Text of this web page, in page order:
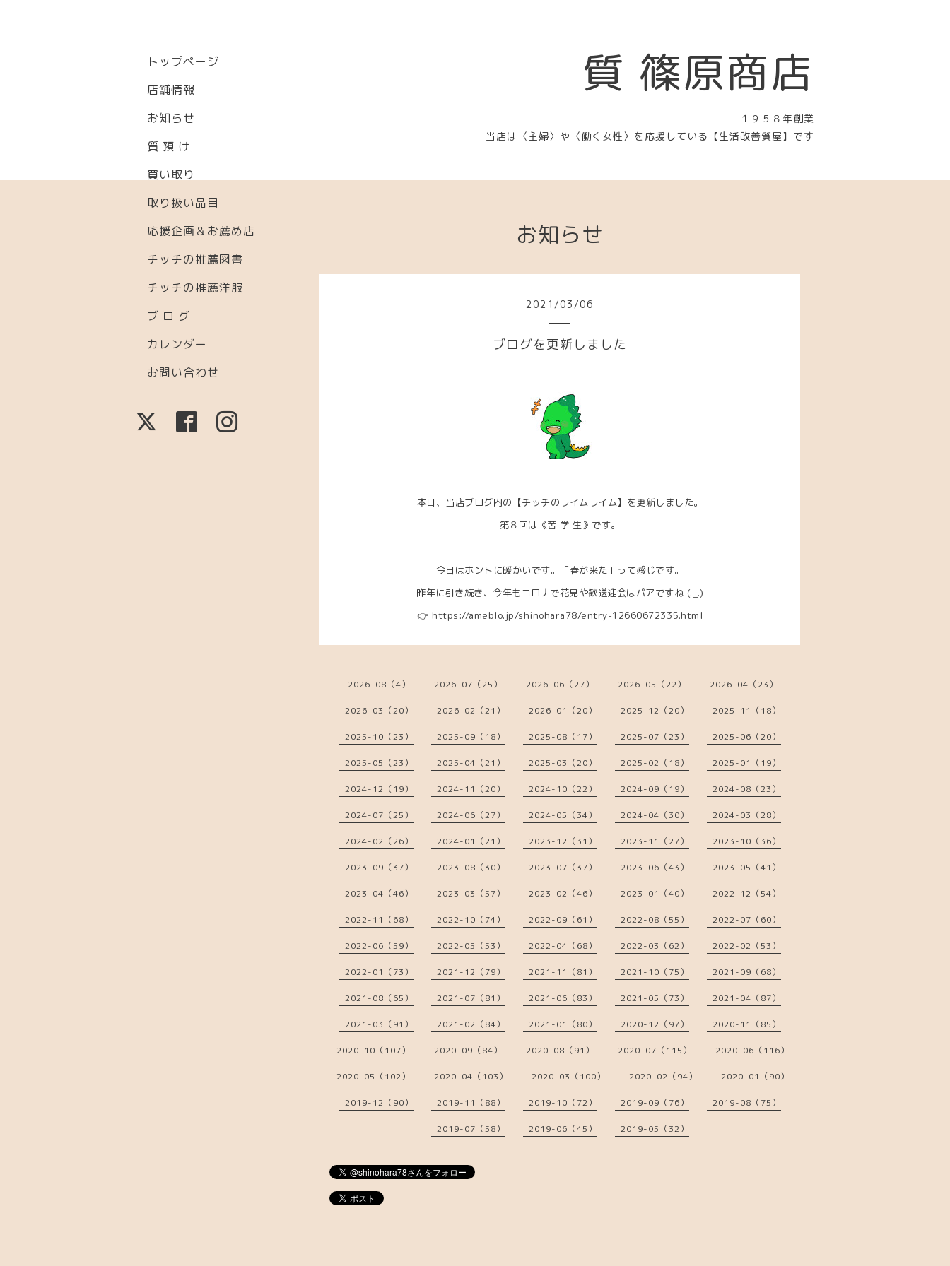
質 篠原商店
１９５８年創業
当店は〈主婦〉や〈働く女性〉を応援している【生活改善質屋】です
トップページ
店舗情報
お知らせ
質 預 け
買い取り
取り扱い品目
応援企画＆お薦め店
チッチの推薦図書
チッチの推薦洋服
ブ ロ グ
カレンダー
お問い合わせ
お知らせ
2021 /03/06
ブログを更新しました
本日、当店ブログ内の【チッチのライムライム】を更新しました。
第８回は《苦 学 生》です。
今日はホントに暖かいです。「春が来た」って感じです。
昨年に引き続き、今年もコロナで花見や歓送迎会はパアですね (._.)
👉 https://ameblo.jp/shinohara78/entry-12660672335.html
2026-08（4） 2026-07（25） 2026-06（27） 2026-05（22） 2026-04（23）
2026-03（20） 2026-02（21） 2026-01（20） 2025-12（20） 2025-11（18）
2025-10（23） 2025-09（18） 2025-08（17） 2025-07（23） 2025-06（20）
2025-05（23） 2025-04（21） 2025-03（20） 2025-02（18） 2025-01（19）
2024-12（19） 2024-11（20） 2024-10（22） 2024-09（19） 2024-08（23）
2024-07（25） 2024-06（27） 2024-05（34） 2024-04（30） 2024-03（28）
2024-02（26） 2024-01（21） 2023-12（31） 2023-11（27） 2023-10（36）
2023-09（37） 2023-08（30） 2023-07（37） 2023-06（43） 2023-05（41）
2023-04（46） 2023-03（57） 2023-02（46） 2023-01（40） 2022-12（54）
2022-11（68） 2022-10（74） 2022-09（61） 2022-08（55） 2022-07（60）
2022-06（59） 2022-05（53） 2022-04（68） 2022-03（62） 2022-02（53）
2022-01（73） 2021-12（79） 2021-11（81） 2021-10（75） 2021-09（68）
2021-08（65） 2021-07（81） 2021-06（83） 2021-05（73） 2021-04（87）
2021-03（91） 2021-02（84） 2021-01（80） 2020-12（97） 2020-11（85）
2020-10（107） 2020-09（84） 2020-08（91） 2020-07（115） 2020-06（116）
2020-05（102） 2020-04（103） 2020-03（100） 2020-02（94） 2020-01（90）
2019-12（90） 2019-11（88） 2019-10（72） 2019-09（76） 2019-08（75）
2019-07（58） 2019-06（45） 2019-05（32）